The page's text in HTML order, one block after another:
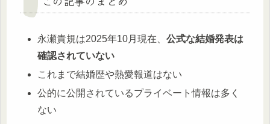
永瀬貴規は2025年10月現在、公式な結婚発表は
確認されていない
これまで結婚歴や熱愛報道はない
公的に公開されているプライベート情報は多く
ない